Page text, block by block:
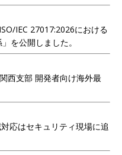
IEC 27017:2026における
を公開しました。
西支部 開発者向け海外最
応はセキュリティ現場に追